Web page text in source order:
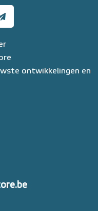
ontwikkelingen en